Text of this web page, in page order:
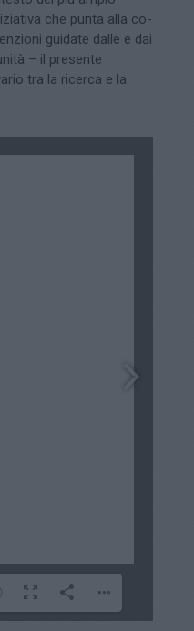
che punta alla co-
guidate dalle e dai
– il presente
tra la ricerca e la